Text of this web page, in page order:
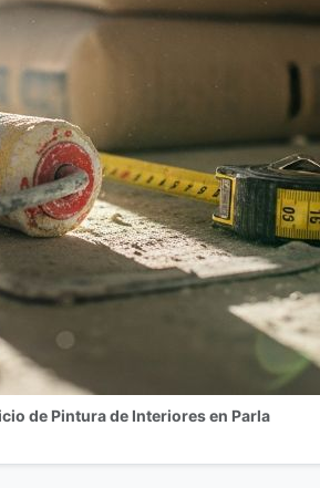
de Pintura de Interiores en Parla